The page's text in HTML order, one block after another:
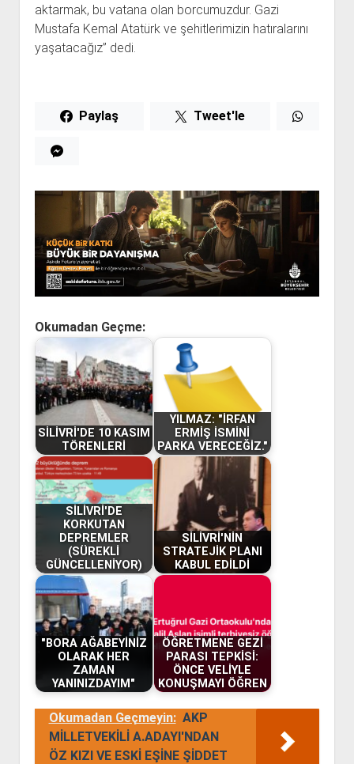
aktarmak, bu vatana olan borcumuzdur. Gazi
Mustafa Kemal Atatürk ve şehitlerimizin hatıralarını
yaşatacağız” dedi.
Paylaş Tweet'le
Okumadan Geçme:
SİLİVRİ'DE 10 KASIM
TÖRENLERİ
YILMAZ: "İRFAN
ERMİŞ İSMİNİ
PARKA VERECEĞİZ."
SİLİVRİ'DE
KORKUTAN
DEPREMLER
(SÜREKLİ
GÜNCELLENİYOR)
SİLİVRİ'NİN
STRATEJİK PLANI
KABUL EDİLDİ
"BORA AĞABEYİNİZ
OLARAK HER
ZAMAN
YANINIZDAYIM"
ÖĞRETMENE GEZİ
PARASI TEPKİSİ:
ÖNCE VELİYLE
KONUŞMAYI ÖĞREN
Okumadan Geçmeyin: AKP
MİLLETVEKİLİ A.ADAYI'NDAN
ÖZ KIZI VE ESKİ EŞİNE ŞİDDET